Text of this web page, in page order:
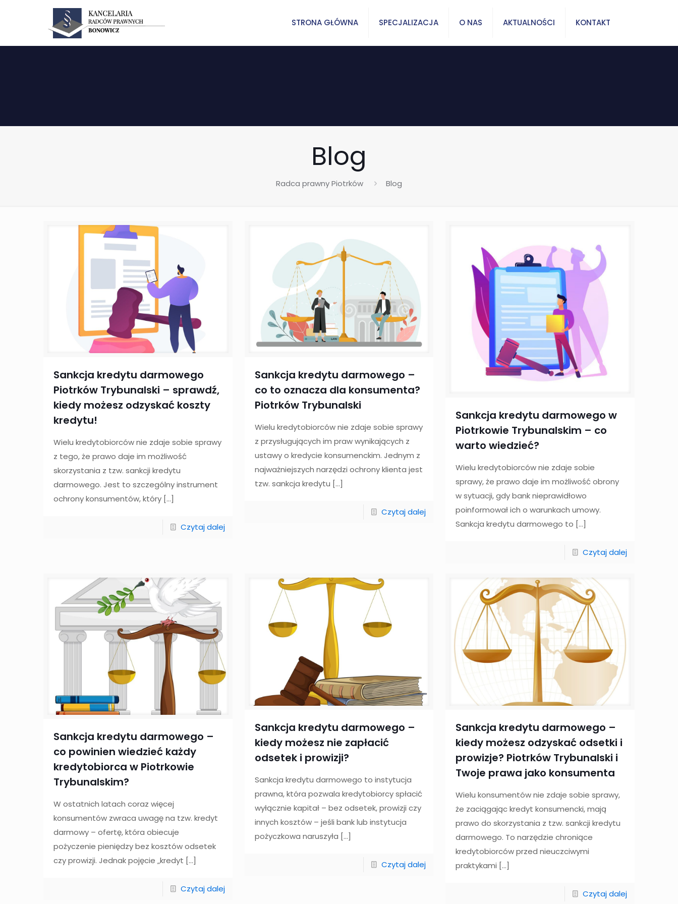
STRONA GŁÓWNA SPECJALIZACJA O NAS AKTUALNOŚCI KONTAKT
Blog
Radca prawny Piotrków Blog
Sankcja kredytu darmowego
Piotrków Trybunalski – sprawdź,
kiedy możesz odzyskać koszty
kredytu!
Wielu kredytobiorców nie zdaje sobie sprawy
z tego, że prawo daje im możliwość
skorzystania z tzw. sankcji kredytu
darmowego. Jest to szczególny instrument
ochrony konsumentów, który […]
Czytaj dalej
Sankcja kredytu darmowego –
co to oznacza dla konsumenta?
Piotrków Trybunalski
Wielu kredytobiorców nie zdaje sobie sprawy
z przysługujących im praw wynikających z
ustawy o kredycie konsumenckim. Jednym z
najważniejszych narzędzi ochrony klienta jest
tzw. sankcja kredytu […]
Czytaj dalej
Sankcja kredytu darmowego w
Piotrkowie Trybunalskim – co
warto wiedzieć?
Wielu kredytobiorców nie zdaje sobie
sprawy, że prawo daje im możliwość obrony
w sytuacji, gdy bank nieprawidłowo
poinformował ich o warunkach umowy.
Sankcja kredytu darmowego to […]
Czytaj dalej
Sankcja kredytu darmowego –
co powinien wiedzieć każdy
kredytobiorca w Piotrkowie
Trybunalskim?
W ostatnich latach coraz więcej
konsumentów zwraca uwagę na tzw. kredyt
darmowy – ofertę, która obiecuje
pożyczenie pieniędzy bez kosztów odsetek
czy prowizji. Jednak pojęcie „kredyt […]
Czytaj dalej
Sankcja kredytu darmowego –
kiedy możesz nie zapłacić
odsetek i prowizji?
Sankcja kredytu darmowego to instytucja
prawna, która pozwala kredytobiorcy spłacić
wyłącznie kapitał – bez odsetek, prowizji czy
innych kosztów – jeśli bank lub instytucja
pożyczkowa naruszyła […]
Czytaj dalej
Sankcja kredytu darmowego –
kiedy możesz odzyskać odsetki i
prowizje? Piotrków Trybunalski i
Twoje prawa jako konsumenta
Wielu konsumentów nie zdaje sobie sprawy,
że zaciągając kredyt konsumencki, mają
prawo do skorzystania z tzw. sankcji kredytu
darmowego. To narzędzie chroniące
kredytobiorców przed nieuczciwymi
praktykami […]
Czytaj dalej